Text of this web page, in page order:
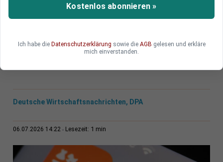
Die Verbraucher in Deutschland geben online
immer mehr Geld bei Shoppingplattformen wie
Billiganbieter deutlich zulegen können, bleibt die
Verbraucherstimmung hierzulande angespannt.
Deutsche Wirtschaftsnachrichten, DPA
06.07.2026 14:22 Lesezeit: 1 min
Kostenlos abonnieren »
Ich habe die Datenschutzerklärung sowie die AGB gelesen und erkläre
mich einverstanden.